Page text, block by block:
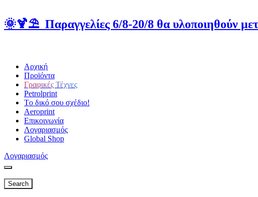
🌞🍹⛱️ Παραγγελίες 6/8-20/8 θα υλοποιηθούν
Αρχική
Προϊόντα
Γραφικές Τέχνες
Petrolprint
Tο δικό σου σχέδιο!
Aeroprint
Επικοινωνία
Λογαριασμός
Global Shop
Λογαριασμός